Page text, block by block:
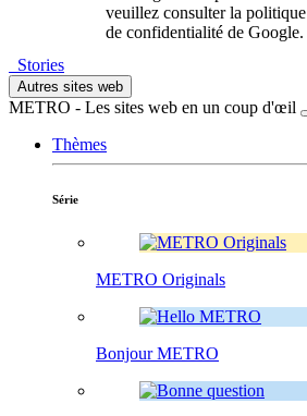
veuillez consulter la politique
de confidentialité de Google.
Stories
Autres sites web
METRO - Les sites web en un coup d'œil
Thèmes
Série
METRO Originals
Bonjour METRO